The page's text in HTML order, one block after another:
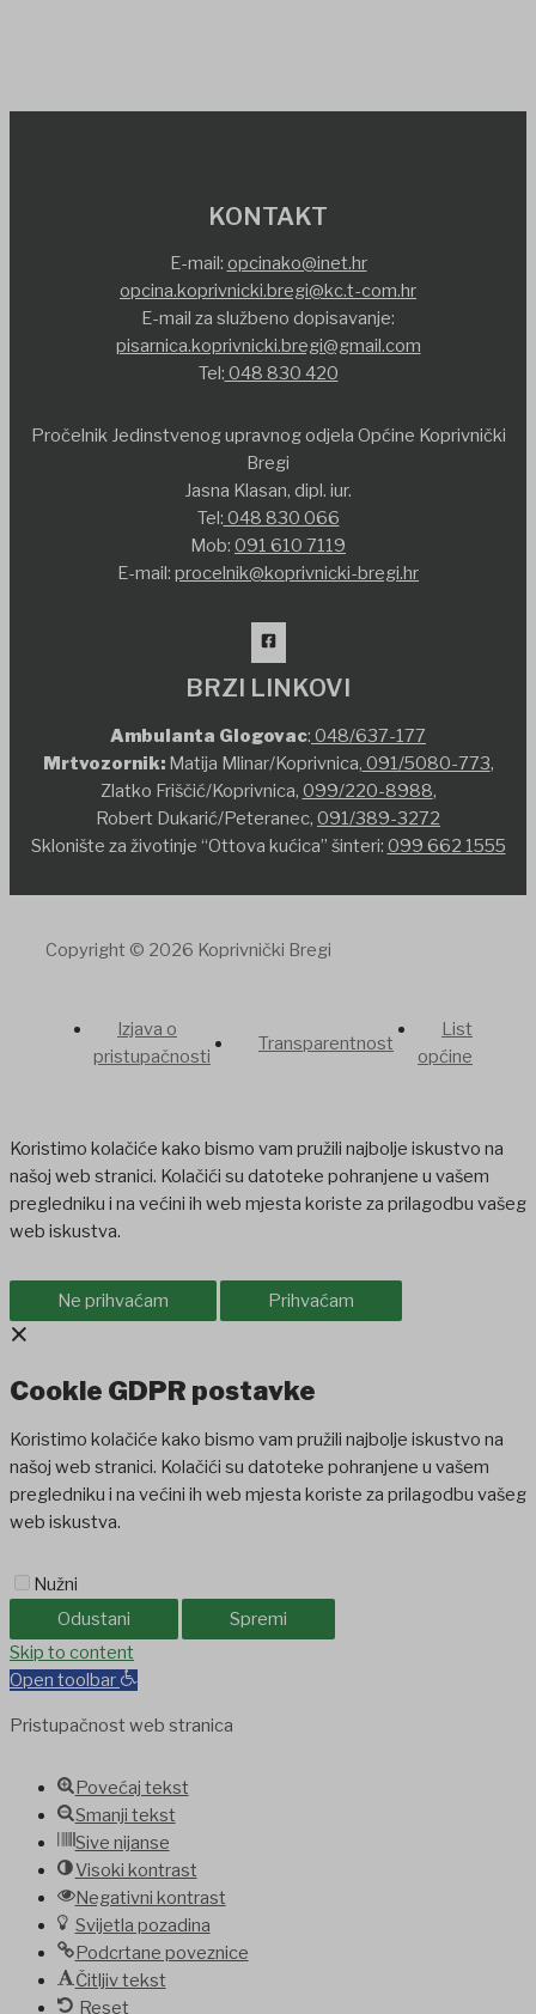
KONTAKT
E-mail: opcinako@inet.hr
opcina.koprivnicki.bregi@kc.t-com.hr
E-mail za službeno dopisavanje:
pisarnica.koprivnicki.bregi@gmail.com
Tel: 048 830 420
Pročelnik Jedinstvenog upravnog odjela Općine Koprivnički
Bregi
Jasna Klasan, dipl. iur.
Tel: 048 830 066
Mob: 091 610 7119
E-mail: procelnik@koprivnicki-bregi.hr
BRZI LINKOVI
Ambulanta Glogovac: 048/637-177
Mrtvozornik:Matija Mlinar/Koprivnica, 091/5080-773,
Zlatko Friščić/Koprivnica, 099/220-8988,
Robert Dukarić/Peteranec, 091/389-3272
Sklonište za životinje “Ottova kućica” šinteri: 099 662 1555
Copyright © 2026 Koprivnički Bregi
Izjava o
pristupačnosti
Transparentnost
List
općine
Koristimo kolačiće kako bismo vam pružili najbolje iskustvo na
našoj web stranici. Kolačići su datoteke pohranjene u vašem
pregledniku i na većini ih web mjesta koriste za prilagodbu vašeg
web iskustva.
Ne prihvaćam Prihvaćam
×
Cookie GDPR postavke
Koristimo kolačiće kako bismo vam pružili najbolje iskustvo na
našoj web stranici. Kolačići su datoteke pohranjene u vašem
pregledniku i na većini ih web mjesta koriste za prilagodbu vašeg
web iskustva.
Nužni
Odustani
Spremi
favorisenmatbet
Skip to content
Open toolbar
Pristupačnost web stranica
Povećaj tekst
Smanji tekst
Sive nijanse
Visoki kontrast
Negativni kontrast
Svijetla pozadina
Podcrtane poveznice
Čitljiv tekst
Reset